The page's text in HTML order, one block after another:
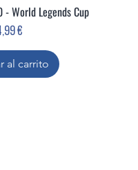
rápida
- World Legends Cup
€
al carrito